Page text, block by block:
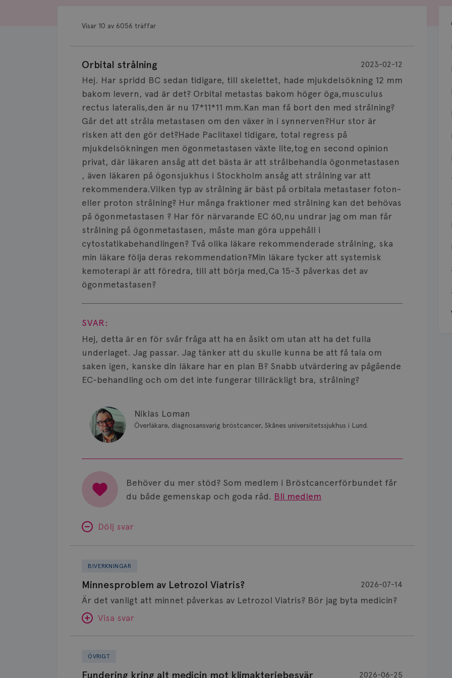
Visar 10 av 6056 träffar
Orbital strålning 2023-02-12
Hej. Har spridd BC sedan tidigare, till skelettet, hade mjukdelsökning 12 mm
bakom levern, vad är det? Orbital metastas bakom höger öga,musculus
rectus lateralis,den är nu 17*11*11 mm.Kan man få bort den med strålning?
Går det att stråla metastasen om den växer in i synnerven?Hur stor är
risken att den gör det?Hade Paclitaxel tidigare, total regress på
mjukdelsökningen men ögonmetastasen växte lite,tog en second opinion
privat, där läkaren ansåg att det bästa är att strålbehandla ögonmetastasen
, även läkaren på ögonsjukhus i Stockholm ansåg att strålning var att
rekommendera.Vilken typ av strålning är bäst på orbitala metastaser foton-
eller proton strålning? Hur många fraktioner med strålning kan det behövas
på ögonmetastasen ? Har för närvarande EC 60,nu undrar jag om man får
strålning på ögonmetastasen, måste man göra uppehåll i
cytostatikabehandlingen? Två olika läkare rekommenderade strålning, ska
min läkare följa deras rekommendation?Min läkare tycker att systemisk
kemoterapi är att föredra, till att börja med,Ca 15-3 påverkas det av
ögonmetastasen?
Visa svar
SVAR:
Hej, detta är en för svår fråga att ha en åsikt om utan att ha det fulla
underlaget. Jag passar. Jag tänker att du skulle kunna be att få tala om
saken igen, kanske din läkare har en plan B? Snabb utvärdering av pågående
EC-behandling och om det inte fungerar tillräckligt bra, strålning?
Niklas Loman
Överläkare, diagnosansvarig bröstcancer, Skånes universitetssjukhus i Lund.
Behöver du mer stöd? Som medlem i Bröstcancerförbundet får
du både gemenskap och goda råd. Bli medlem
Dölj svar
BIVERKNINGAR
Minnesproblem av Letrozol Viatris? 2026-07-14
Är det vanligt att minnet påverkas av Letrozol Viatris? Bör jag byta medicin?
Visa svar
SVAR:
Hej. Oavsett vilken hormonsänkande behandling (men även cytostatika) man
Letrozol
Viatris?
ÖVRIGT
Fundering kring alt medicin mot klimakteriebesvär 2026-06-25
kring